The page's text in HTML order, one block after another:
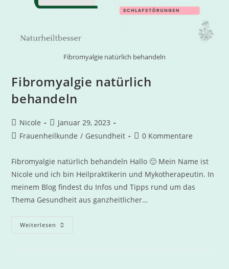
Fibromyalgie natürlich behandeln
Fibromyalgie natürlich
behandeln
Nicole
Januar 29, 2023
Frauenheilkunde / Gesundheit 0 Kommentare
Fibromyalgie natürlich behandeln Hallo 🙂 Mein Name ist
Nicole und ich bin Heilpraktikerin und Mykotherapeutin. In
meinem Blog findest du Infos und Tipps rund um das
Thema Gesundheit aus ganzheitlicher…
Weiterlesen